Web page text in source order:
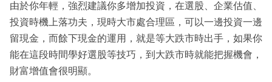
由於你年輕，強烈建議你多增加投資，在選股、企業估值、
投資時機上落功夫，現時大市處合理區，可以一邊投資一邊
留現金，而餘下現金的運用，就是等大跌市時出手，如果你
能在這段時間學好選股等技巧，到大跌市時就能把握機會，
財富增值會很明顯。